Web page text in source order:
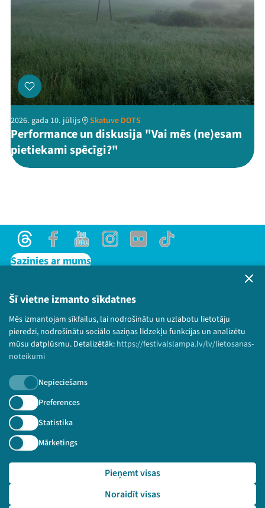
Šī vietne izmanto sīkdatnes
Mēs izmantojam sīkfailus, lai nodrošinātu un uzlabotu lietotāju
pieredzi, nodrošinātu sociālo saziņas līdzekļu funkcijas un analizētu
mūsu datplūsmu. Detalizētāk: https://festivalslampa.lv/lv/lietosanas-
noteikumi
Nepieciešams
Preferences
Statistika
Mārketings
Noraidīt visas
Pieņemt visas
2026. gada 10. jūlijs Skatuve DOTS
Performance un diskusija "Vai mēs (ne)esam
pietiekami spēcīgi?"
ThreadsFacebookYoutubeInstagram
Flick TikTok
Sazinies ar mums
Lietošanas noteikumi un sīkdatņu politika
Bērnu aizsardzības politika
© 2026 Sarunu festivāls LAMPA Visas tiesības
paturētas.
Piesakies jaunumiem!
Nepalaid garām aktuālāko informāciju!
Pieteikties